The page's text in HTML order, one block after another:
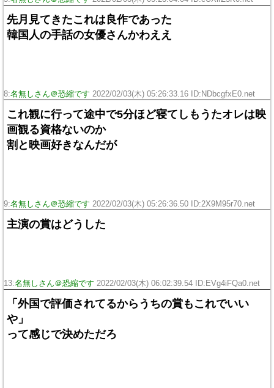
先月見てきたこれは良作であった
韓国人の手話の女優さんかわええ
8:名無しさん＠恐縮です 2022/02/03(木) 05:26:33.16 ID:NDbcgfxE0.net
これ観に行って途中で5分ほど寝てしもうたオレは映
画観る資格ないのか
割と映画好きなんだが
9:名無しさん＠恐縮です 2022/02/03(木) 05:26:36.50 ID:2X9M95r70.net
主演の賞はどうした
13:名無しさん＠恐縮です 2022/02/03(木) 06:02:39.54 ID:EVg4iFQa0.net
「外国で評価されてるからうちの賞もこれでいい
や」
って感じで決めただろ